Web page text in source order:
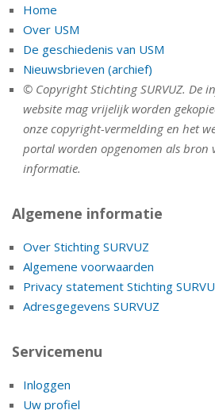
Home
Over USM
De geschiedenis van USM
Nieuwsbrieven (archief)
© Copyright Stichting SURVUZ. De
website mag vrijelijk worden
onze copyright-vermelding en het
portal worden opgenomen als bron
informatie.
Algemene informatie
Over Stichting SURVUZ
Algemene voorwaarden
Privacy statement Stichting
Adresgegevens SURVUZ
Servicemenu
Inloggen
Uw profiel